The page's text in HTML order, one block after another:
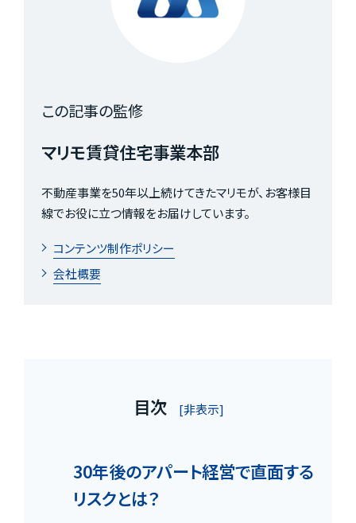
この記事の監修
マリモ賃貸住宅事業本部
不動産事業を50年以上続けてきたマリモが、お客様目
線でお役に立つ情報をお届けしています。
コンテンツ制作ポリシー
会社概要
目次 [非表示]
30年後のアパート経営で直面する
リスクとは？